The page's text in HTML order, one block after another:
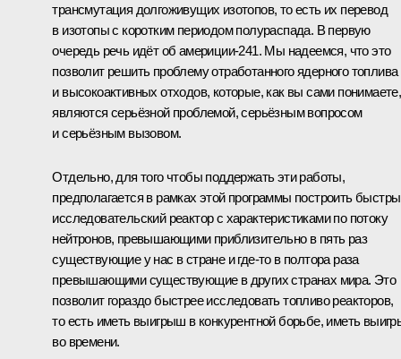
трансмутация долгоживущих изотопов, то есть их перевод
в изотопы с коротким периодом полураспада. В первую
очередь речь идёт об америции‑241. Мы надеемся, что это
позволит решить проблему отработанного ядерного топлива
и высокоактивных отходов, которые, как вы сами понимаете,
являются серьёзной проблемой, серьёзным вопросом
и серьёзным вызовом.
Отдельно, для того чтобы поддержать эти работы,
предполагается в рамках этой программы построить
исследовательский реактор с характеристиками по потоку
нейтронов, превышающими приблизительно в пять раз
существующие у нас в стране и где‑то в полтора раза
превышающими существующие в других странах мира. Это
позволит гораздо быстрее исследовать топливо реакторов,
то есть иметь выигрыш в конкурентной борьбе, иметь
во времени.